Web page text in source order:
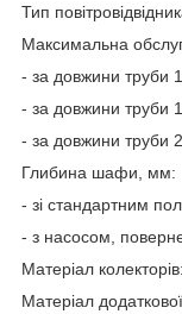
Тип
Максимальна
- за довжини труби
- за довжини труби
- за довжини труби
Глибина шафи, мм:
- зі стандартним
- з насосом,
Матеріал
Матеріал